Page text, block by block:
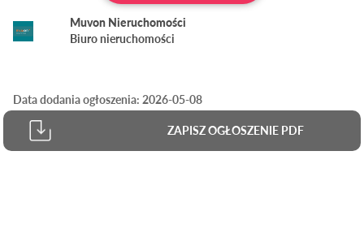
Muvon Nieruchomości
Biuro nieruchomości
Data dodania ogłoszenia: 2026-05-08
ZAPISZ OGŁOSZENIE PDF